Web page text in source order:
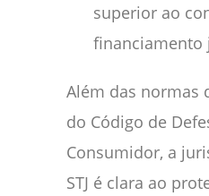
superior ao
financiamento
Além das normas
do Código de
Consumidor, a
STJ é clara ao